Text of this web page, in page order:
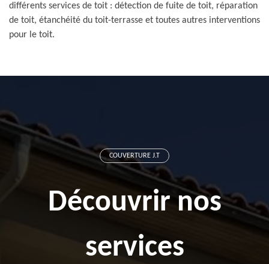
différents services de toit : détection de fuite de toit, réparation
de toit, étanchéité du toit-terrasse et toutes autres interventions
pour le toit.
COUVERTURE J.T
Découvrir nos
services